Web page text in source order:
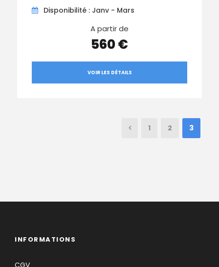
Disponibilité : Janv - Mars
A partir de
560 €
VOIR LES DÉTAILS
1 2 3
INFORMATIONS
CGV